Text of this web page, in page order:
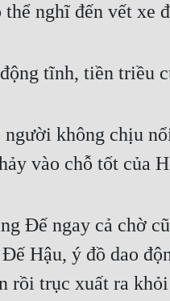
thể nghĩ đến vết xe
tĩnh, tiền triều
người không chịu
vào chỗ tốt của
Đế ngay cả chờ
Hậu, ý đồ dao
rồi trục xuất ra